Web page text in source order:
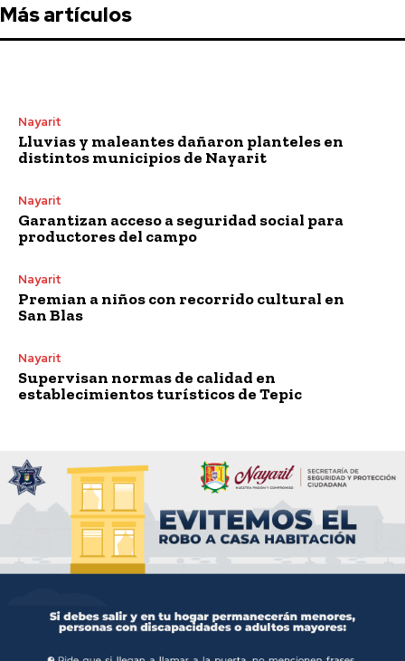
Más artículos
Nayarit
Lluvias y maleantes dañaron planteles en
distintos municipios de Nayarit
Nayarit
Garantizan acceso a seguridad social para
productores del campo
Nayarit
Premian a niños con recorrido cultural en
San Blas
Nayarit
Supervisan normas de calidad en
establecimientos turísticos de Tepic